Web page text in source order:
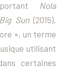
Nola
Big Sun(2015),
», un terme
utilisant
certaines